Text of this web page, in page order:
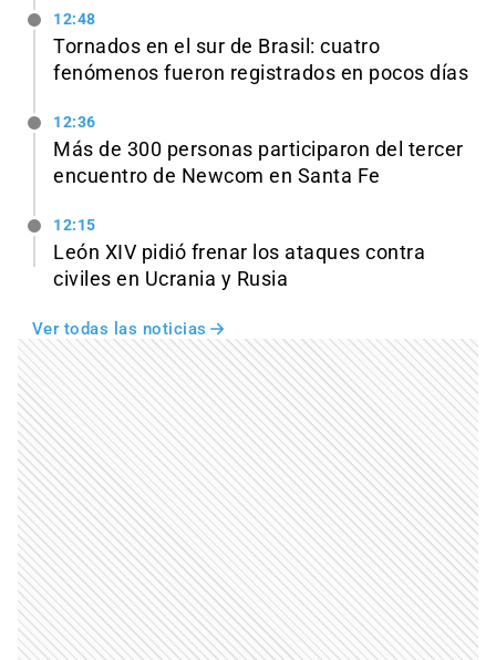
12:48
Tornados en el sur de Brasil: cuatro
fenómenos fueron registrados en pocos días
12:36
Más de 300 personas participaron del tercer
encuentro de Newcom en Santa Fe
12:15
León XIV pidió frenar los ataques contra
civiles en Ucrania y Rusia
Ver todas las noticias